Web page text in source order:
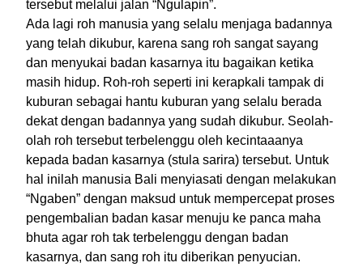
tersebut melalui jalan “Ngulapin”.
Ada lagi roh manusia yang selalu menjaga badannya
yang telah dikubur, karena sang roh sangat sayang
dan menyukai badan kasarnya itu bagaikan ketika
masih hidup. Roh-roh seperti ini kerapkali tampak di
kuburan sebagai hantu kuburan yang selalu berada
dekat dengan badannya yang sudah dikubur. Seolah-
olah roh tersebut terbelenggu oleh kecintaaanya
kepada badan kasarnya (stula sarira) tersebut. Untuk
hal inilah manusia Bali menyiasati dengan melakukan
“Ngaben” dengan maksud untuk mempercepat proses
pengembalian badan kasar menuju ke panca maha
bhuta agar roh tak terbelenggu dengan badan
kasarnya, dan sang roh itu diberikan penyucian.